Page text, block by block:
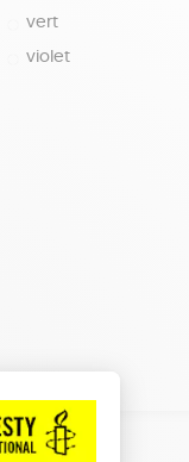
vert
violet